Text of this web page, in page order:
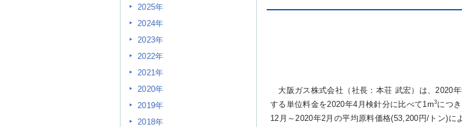
大阪ガス株式会社（社長：本荘 武宏）は、2020
する単位料金を2020年4月検針分に比べて1m3につ
12月～2020年2月の平均原料価格(53,200円/トン)に
2025年
2024年
2023年
2022年
2021年
2020年
2019年
2018年